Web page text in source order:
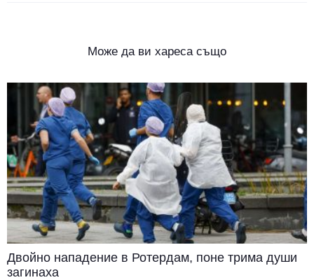
Може да ви хареса също
Двойно нападение в Ротердам, поне трима души
загинаха